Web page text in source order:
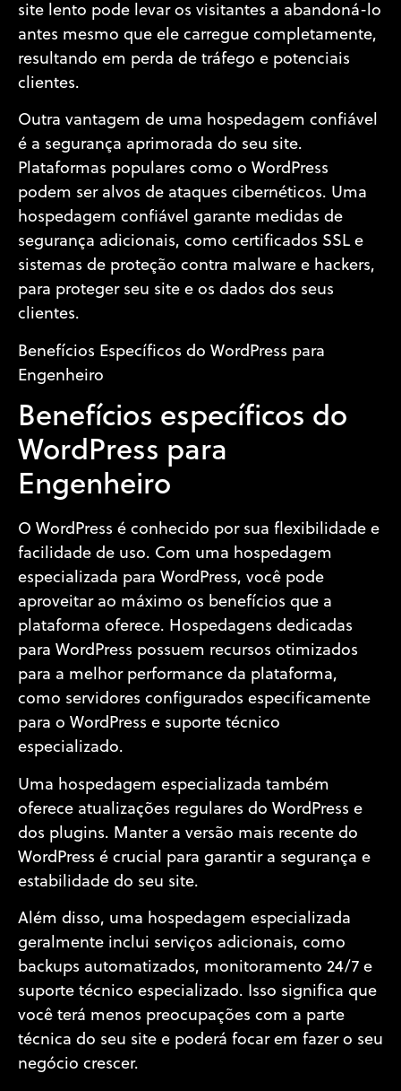
site lento pode levar os visitantes a abandoná-lo
antes mesmo que ele carregue completamente,
resultando em perda de tráfego e potenciais
clientes.
Outra vantagem de uma hospedagem confiável
é a segurança aprimorada do seu site.
Plataformas populares como o WordPress
podem ser alvos de ataques cibernéticos. Uma
hospedagem confiável garante medidas de
segurança adicionais, como certificados SSL e
sistemas de proteção contra malware e hackers,
para proteger seu site e os dados dos seus
clientes.
Benefícios Específicos do WordPress para
Engenheiro
Benefícios específicos do
WordPress para
Engenheiro
O WordPress é conhecido por sua flexibilidade e
facilidade de uso. Com uma hospedagem
especializada para WordPress, você pode
aproveitar ao máximo os benefícios que a
plataforma oferece. Hospedagens dedicadas
para WordPress possuem recursos otimizados
para a melhor performance da plataforma,
como servidores configurados especificamente
para o WordPress e suporte técnico
especializado.
Uma hospedagem especializada também
oferece atualizações regulares do WordPress e
dos plugins. Manter a versão mais recente do
WordPress é crucial para garantir a segurança e
estabilidade do seu site.
Além disso, uma hospedagem especializada
geralmente inclui serviços adicionais, como
backups automatizados, monitoramento 24/7 e
suporte técnico especializado. Isso significa que
você terá menos preocupações com a parte
técnica do seu site e poderá focar em fazer o seu
negócio crescer.